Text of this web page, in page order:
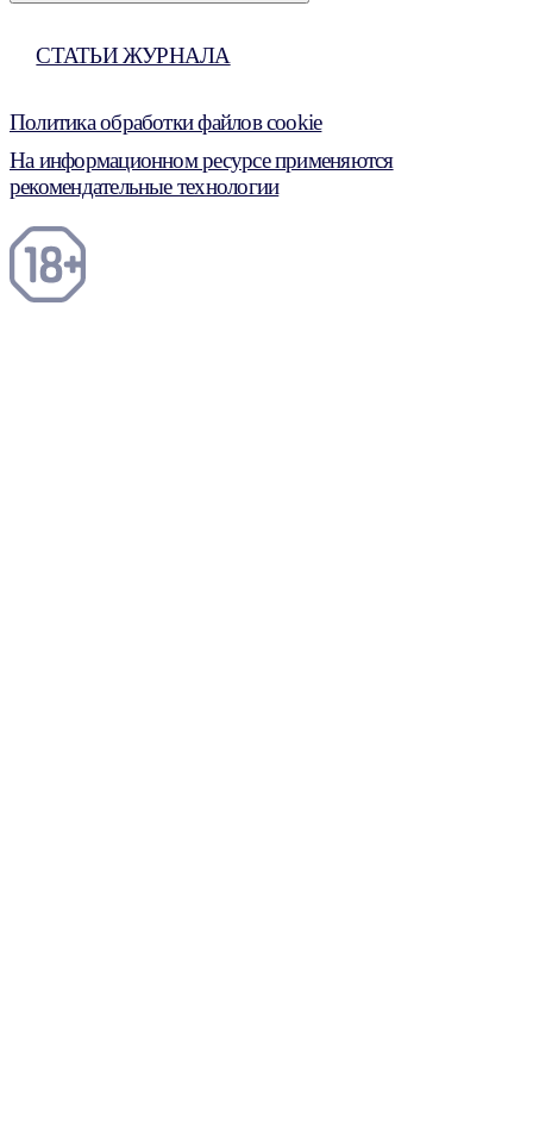
СТАТЬИ ЖУРНАЛА
Политика обработки файлов cookie
На информационном ресурсе применяются
рекомендательные технологии